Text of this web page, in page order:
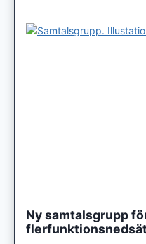
Ny samtalsgrupp